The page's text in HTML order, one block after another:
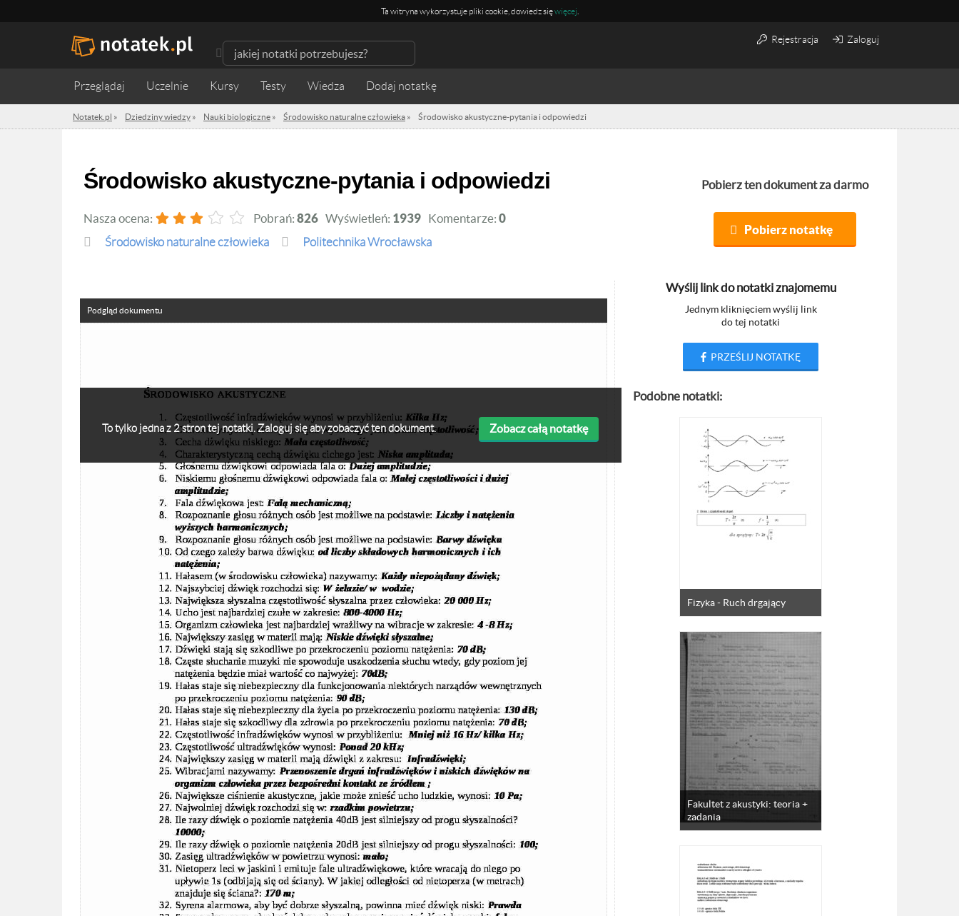
Ta witryna wykorzystuje pliki cookie, dowiedz sięwięcej
Rejestracja Zaloguj
Przeglądaj Uczelnie Kursy Testy Wiedza
Notatek.pl » Dziedziny wiedzy » Nauki biologiczne » Środowisko naturalne człowieka » Środowisko akustyczne-pytania i odpowiedzi
Środowisko akustyczne-pytania i odpowiedzi
Nasza ocena: Pobrań: 826 Wyświetleń: 1939 Komentarze: 0
Środowisko naturalne człowieka Politechnika Wrocławska
Pobierz ten dokument za darmo
Pobierz notatkę
To tylko jedna z 2 stron tej notatki. Zaloguj się aby zobaczyć ten dokument. Zobacz całą notatkę
Podgląd dokumentu
Wyślij link do notatki znajomemu
Jednym kliknięciem wyślij link
do tej notatki
PRZEŚLIJ NOTATKĘ
Podobne notatki:
Fizyka - Ruch drgający
Fakultet z akustyki: teoria +
zadania